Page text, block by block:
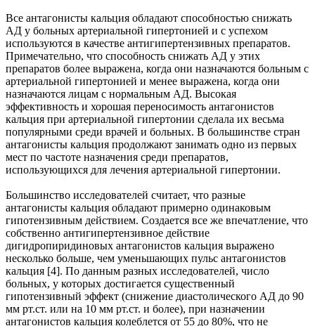
Все антагонисты кальция обладают способностью снижать
АД у больных артериальной гипертонией и с успехом
используются в качестве антигипертензивных препаратов.
Примечательно, что способность снижать АД у этих
препаратов более выражена, когда они назначаются больным с
артериальной гипертонией и менее выражена, когда они
назначаются лицам с нормальным АД. Высокая
эффективность и хорошая переносимость антагонистов
кальция при артериальной гипертонии сделала их весьма
популярными среди врачей и больных. В большинстве стран
антагонисты кальция продолжают занимать одно из первых
мест по частоте назначения среди препаратов,
использующихся для лечения артериальной гипертонии.
Большинство исследователей считает, что разные
антагонисты кальция обладают примерно одинаковым
гипотензивным действием. Создается все же впечатление, что
собственно антигипертензивное действие
дигидропиридиновых антагонистов кальция выражено
несколько больше, чем уменьшающих пульс антагонистов
кальция [4]. По данным разных исследователей, число
больных, у которых достигается существенный
гипотензивный эффект (снижение диастолического АД до 90
мм рт.ст. или на 10 мм рт.ст. и более), при назначении
антагонистов кальция колеблется от 55 до 80%, что не